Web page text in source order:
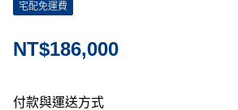
宅配免運費
NT$186,000
付款與運送方式